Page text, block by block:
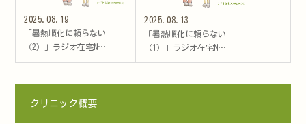
2025.08.19
「暑熱順化に頼らない
（2）」ラジオ在宅N…
2025.08.13
「暑熱順化に頼らない
（1）」ラジオ在宅N…
クリニック概要